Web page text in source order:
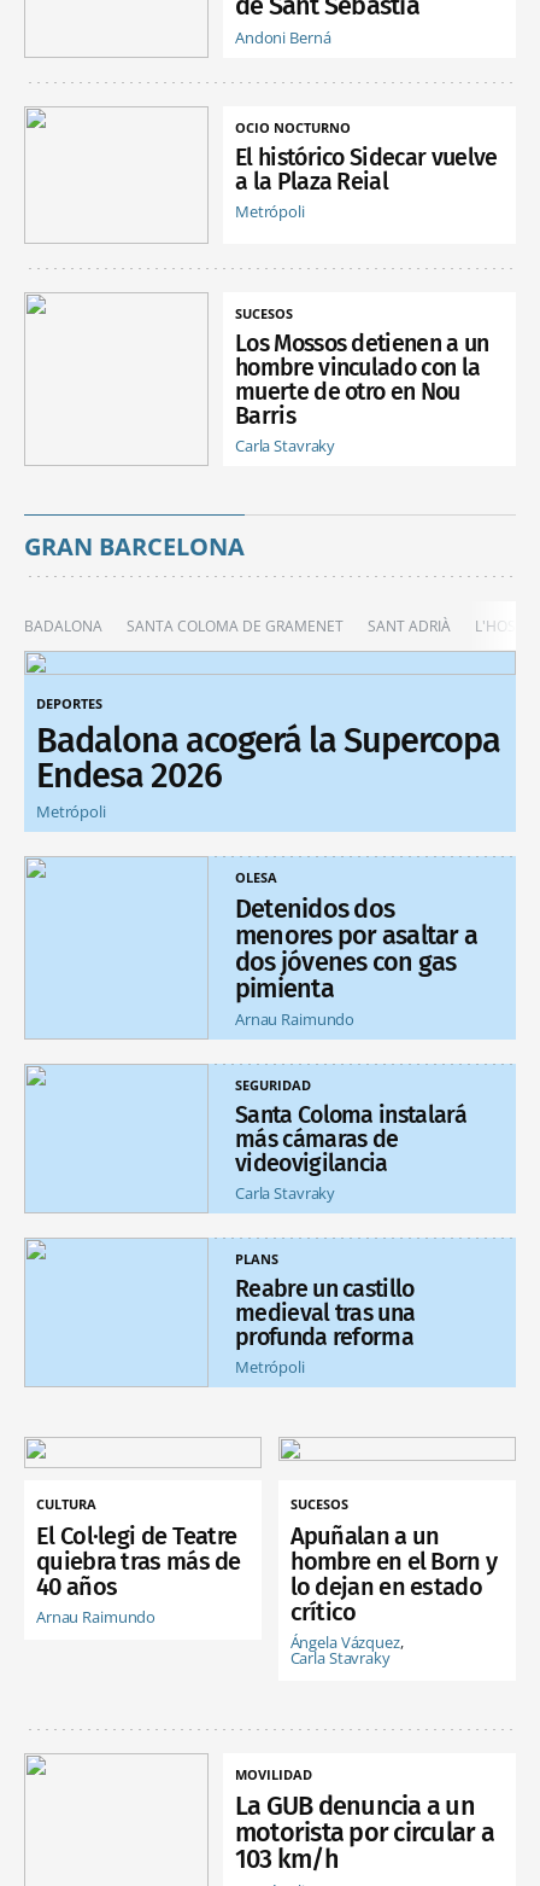
de Sant Sebastià
Andoni Berná
OCIO NOCTURNO
El histórico Sidecar vuelve
a la Plaza Reial
Metrópoli
SUCESOS
Los Mossos detienen a un
hombre vinculado con la
muerte de otro en Nou
Barris
Carla Stavraky
GRAN BARCELONA
BADALONA SANTA COLOMA DE GRAMENET SANT ADRIÀ
DEPORTES
Badalona acogerá la Supercopa
Endesa 2026
Metrópoli
OLESA
Detenidos dos
menores por asaltar a
dos jóvenes con gas
pimienta
Arnau Raimundo
SEGURIDAD
Santa Coloma instalará
más cámaras de
videovigilancia
Carla Stavraky
PLANS
Reabre un castillo
medieval tras una
profunda reforma
Metrópoli
CULTURA
El Col·legi de Teatre
quiebra tras más de
40 años
Arnau Raimundo
SUCESOS
Apuñalan a un
hombre en el Born y
lo dejan en estado
crítico
Ángela Vázquez
Carla Stavraky
MOVILIDAD
La GUB denuncia a un
motorista por circular a
103 km/h